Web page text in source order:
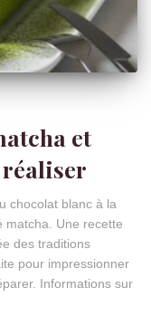
et
chocolat blanc à la
matcha. Une recette
des traditions
pour impressionner
Informations sur